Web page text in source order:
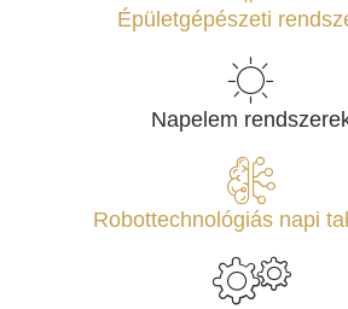
Épületgépészeti
Napelem
Robottechnológiás napi